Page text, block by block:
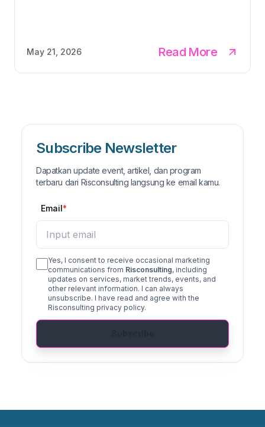
May 21, 2026 Read More
Subscribe Newsletter
Dapatkan update event, artikel, dan program
terbaru dari Risconsulting langsung ke email kamu.
Email
Yes, I consent to receive occasional marketing
communications from Risconsulting, including
updates on services, market trends, events, and
other relevant information. I can always
unsubscribe. I have read and agree with the
Risconsulting privacy policy.